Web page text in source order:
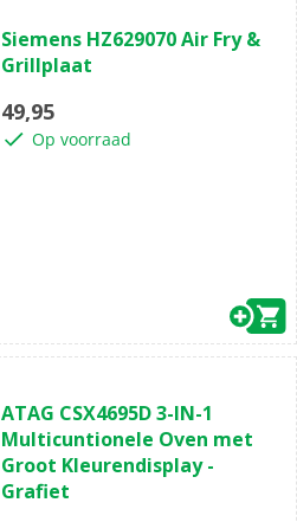
van
de
sterren.
Siemens HZ629070 Air Fry &
Grillplaat
49,95
Op voorraad
van
de
5
sterren.
ATAG CSX4695D 3-IN-1
Multicuntionele Oven met
Groot Kleurendisplay -
Grafiet